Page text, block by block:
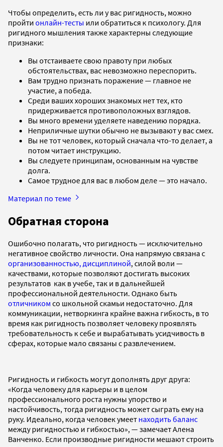
Чтобы определить, есть ли у вас ригидность, можно
пройти онлайн-тесты или обратиться к психологу. Для
ригидного мышления также характерны следующие
признаки:
Вы отстаиваете свою правоту при любых
обстоятельствах, вас невозможно переспорить.
Вам трудно признать поражение — главное не
участие, а победа.
Среди ваших хороших знакомых нет тех, кто
придерживается противоположных взглядов.
Вы много времени уделяете наведению порядка.
Неприличные шутки обычно не вызывают у вас смех.
Вы не тот человек, который сначала что-то делает, а
потом читает инструкцию.
Вы следуете принципам, основанным на чувстве
долга.
Самое трудное для вас в любом деле — это начало.
Материал по теме
Обратная сторона
Ошибочно полагать, что ригидность — исключительно
негативное свойство личности. Она напрямую связана с
организованностью, дисциплиной, силой воли —
качествами, которые позволяют достигать высоких
результатов как в учебе, так и в дальнейшей
профессиональной деятельности. Однако быть
отличником со школьной скамьи недостаточно. Для
коммуникации, нетворкинга крайне важна гибкость, в то
время как ригидность позволяет человеку проявлять
требовательность к себе и вырабатывать усидчивость в
сферах, которые мало связаны с развлечением.
Ригидность и гибкость могут дополнять друг друга:
«Когда человеку для карьеры и в целом
профессионального роста нужны упорство и
настойчивость, тогда ригидность может сыграть ему на
руку. Идеально, когда человек умеет находить баланс
между ригидностью и гибкостью», — замечает Алена
Ванченко. Если производные ригидности мешают строить